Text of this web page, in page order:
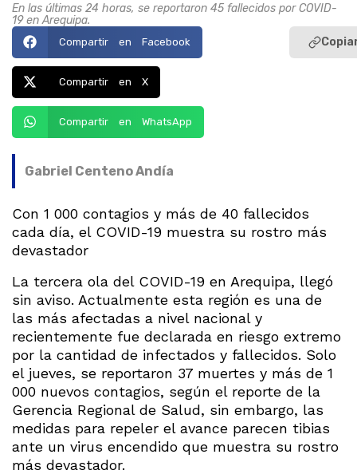
En las últimas 24 horas, se reportaron 45 fallecidos por COVID-
19 en Arequipa.
Compartir en Facebook
Compartir en X
Compartir en WhatsApp
Gabriel Centeno Andía
Con 1 000 contagios y más de 40 fallecidos
cada día, el COVID-19 muestra su rostro más
devastador
La tercera ola del COVID-19 en Arequipa, llegó
sin aviso. Actualmente esta región es una de
las más afectadas a nivel nacional y
recientemente fue declarada en riesgo extremo
por la cantidad de infectados y fallecidos. Solo
el jueves, se reportaron 37 muertes y más de 1
000 nuevos contagios, según el reporte de la
Gerencia Regional de Salud, sin embargo, las
medidas para repeler el avance parecen tibias
ante un virus encendido que muestra su rostro
más devastador.